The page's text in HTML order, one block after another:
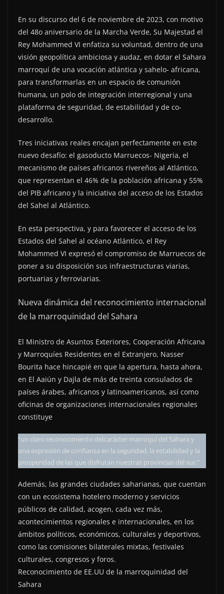
En su discurso del 6 de noviembre de 2023, con motivo
del 48o aniversario de la Marcha Verde, Su Majestad el
Rey Mohammed VI enfatiza su voluntad, dentro de una
visión geopolítica ambiciosa y audaz, en dotar el Sahara
marroquí de una vocación atlántica y sahelo- africana,
para transformarlas en un espacio de comunión
humana, un polo de integración interregional y una
plataforma de seguridad, de estabilidad y de co-
desarrollo.
Tres iniciativas reales encajan perfectamente en este
nuevo desafío: el gasoducto Marruecos- Nigeria, el
mecanismo de países africanos rivereños al Atlántico,
que representan el 46% de la población africana y 55%
del PIB africano y la iniciativa del acceso de los Estados
del Sahel al Atlántico.
En esta perspectiva, y para favorecer el acceso de los
Estados del Sahel al océano Atlántico, el Rey
Mohammed VI expresó el compromiso de Marruecos de
poner a su disposición sus infraestructuras viarias,
portuarias y ferroviarias.
Nueva dinámica del reconocimiento internacional
de la marroquinidad del Sahara
El Ministro de Asuntos Exteriores, Cooperación Africana
y Marroquíes Residentes en el Extranjero, Nasser
Bourita hace hincapié en que la apertura, hasta ahora,
en El Aaiún y Dajla de más de treinta consulados de
países árabes, africanos y latinoamericanos, así como
oficinas de organizaciones internacionales regionales
constituye
“un claro reconocimiento delcarácter marroquí del Sáhara y
una expresión de confianza en la seguridad, la estabilidad y la
prosperidad de las que disfrutan nuestras provincias del sur.”
Además, las grandes ciudades saharianas, que cuentan
con un ecosistema hotelero moderno y servicios
públicos de calidad, acogen, cada vez más,
acontecimientos regionales e internacionales, en los
ámbitos políticos, económicos, culturales y deportivos,
como las comisiones bilaterales mixtas, festivales
culturales, congresos y foros.
Reconocimiento de EE.UU de la marroquinidad del
Sahara